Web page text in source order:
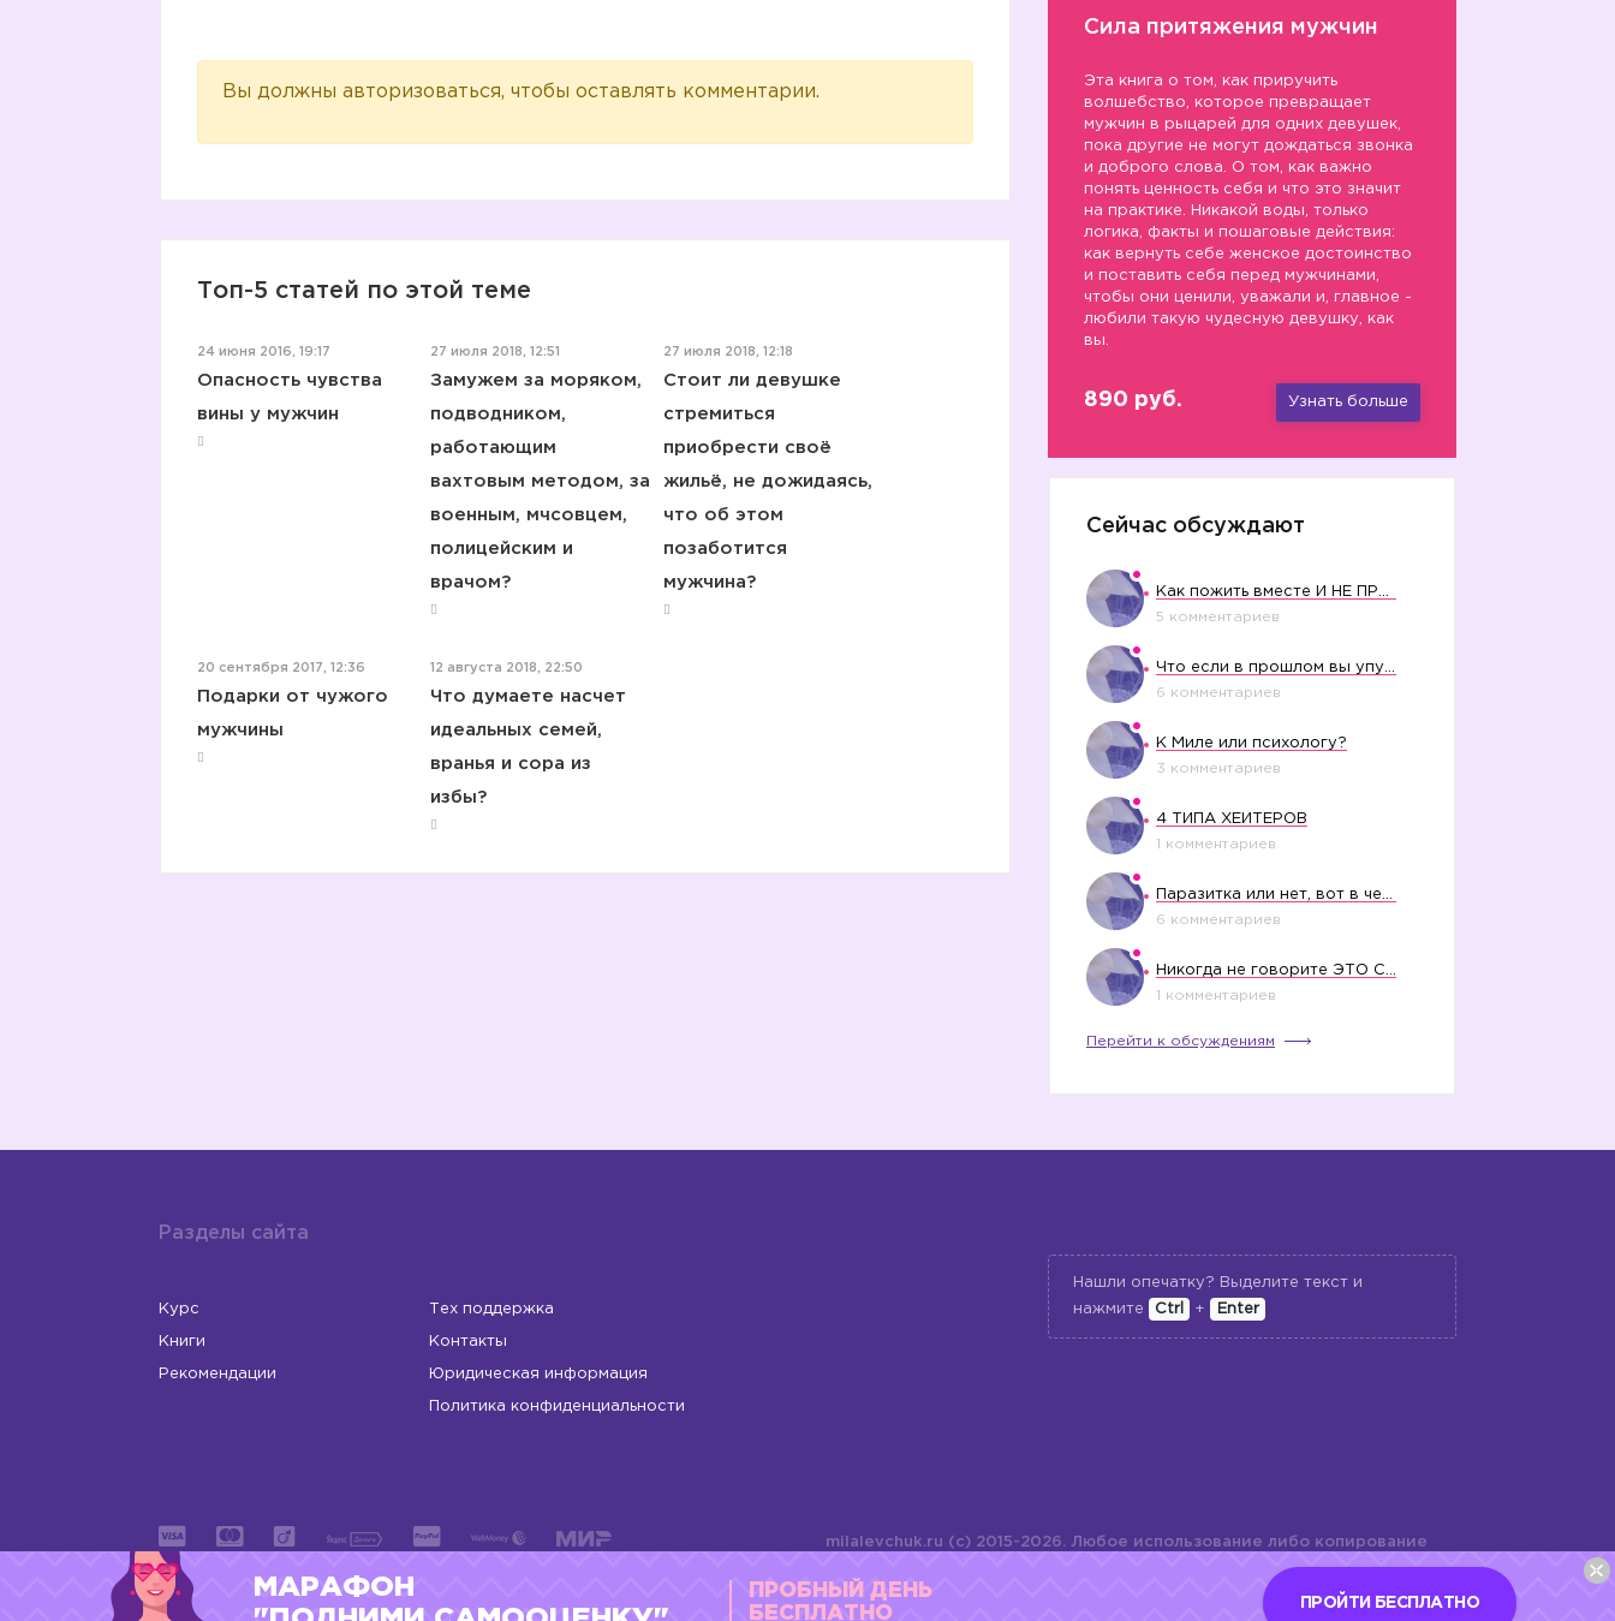
Вы должны авторизоваться, чтобы оставлять комментарии.
Топ-5 статей по этой теме
24 июня 2016, 19:17
Опасность чувства
вины у мужчин
27 июля 2018, 12:51
Замужем за моряком,
подводником,
работающим
вахтовым методом, за
военным, мчсовцем,
полицейским и
врачом?
27 июля 2018, 12:18
Стоит ли девушке
стремиться
приобрести своё
жильё, не дожидаясь,
что об этом
позаботится
мужчина?
20 сентября 2017, 12:36
Подарки от чужого
мужчины
12 августа 2018, 22:50
Что думаете насчет
идеальных семей,
вранья и сора из
избы?
Сила притяжения мужчин
Эта книга о том, как приручить
волшебство, которое превращает
мужчин в рыцарей для одних девушек,
пока другие не могут дождаться звонка
и доброго слова. О том, как важно
понять ценность себя и что это значит
на практике. Никакой воды, только
логика, факты и пошаговые действия:
как вернуть себе женское достоинство
и поставить себя перед мужчинами,
чтобы они ценили, уважали и, главное -
любили такую чудесную девушку, как
вы.
890 руб. Узнать больше
Сейчас обсуждают
5 комментариев
6 комментариев
К Миле или психологу?
3 комментариев
4 ТИПА ХЕЙТЕРОВ
1 комментариев
6 комментариев
1 комментариев
Перейти к обсуждениям
Разделы сайта
Курс
Книги
Рекомендации
Тех поддержка
Контакты
Юридическая информация
Политика конфиденциальности
Нашли опечатку? Выделите текст и
нажмите
Ctrl + Enter
ИП Левчук Людмила Николаевна
milalevchuk.ru (c) 2015-2026. Любое использование либо копирование
материалов или подборки материалов сайта, элементов дизайна и
оформления допускается лишь с разрешения правообладателя и
МАРАФОН
ПРОБНЫЙ ДЕНЬ
БЕСПЛАТНО
ПРОЙТИ БЕСПЛАТНО